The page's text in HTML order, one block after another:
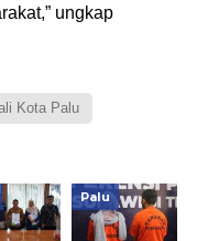
ungkap
Kota Palu
Palu